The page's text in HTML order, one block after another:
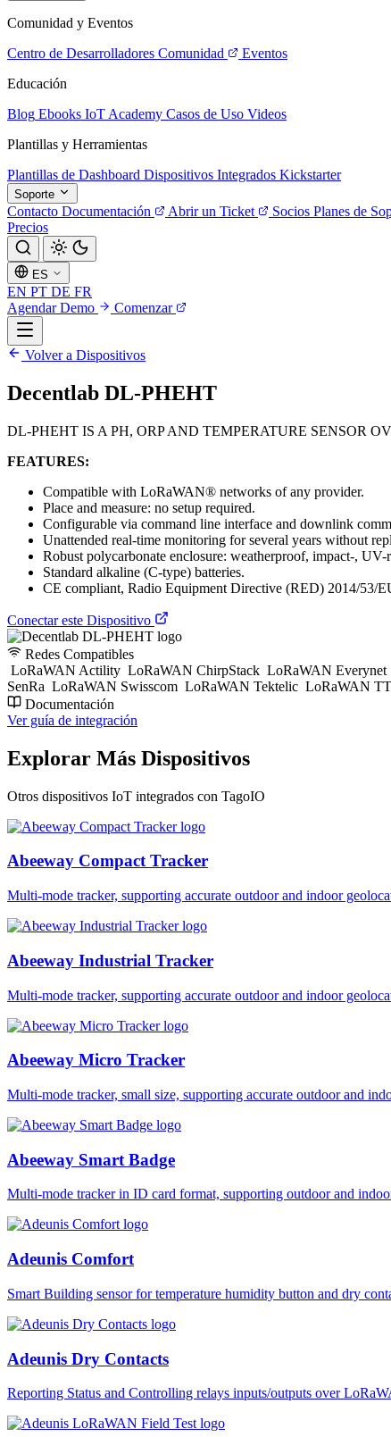
Comunidad y Eventos
Centro de Desarrolladores Comunidad
Eventos
Educación
Blog Ebooks IoT Academy Casos de Uso Videos
Plantillas y Herramientas
Plantillas de Dashboard Dispositivos Integrados Kickstarter
Soporte
Contacto Documentación Abrir un Ticket Socios Planes de
Precios
ES
EN PT DE FR
Agendar Demo
Comenzar
Volver a Dispositivos
Decentlab DL-PHEHT
DL-PHEHT IS A PH, ORP AND TEMPERATURE SENSOR
FEATURES:
Compatible with LoRaWAN® networks of any provider.
Place and measure: no setup required.
Configurable via command line interface and downlink
Unattended real-time monitoring for several years without
Robust polycarbonate enclosure: weatherproof, impact-, UV-
Standard alkaline (C-type) batteries.
CE compliant, Radio Equipment Directive (RED) 2014/53/
Conectar este Dispositivo
Redes Compatibles
LoRaWAN Actility LoRaWAN ChirpStack LoRaWAN Everynet
SenRa LoRaWAN Swisscom LoRaWAN Tektelic LoRaWAN
Documentación
Ver guía de integración
Explorar Más Dispositivos
Otros dispositivos IoT integrados con TagoIO
Abeeway Compact Tracker
Multi-mode tracker, supporting accurate outdoor and indoor
Abeeway Industrial Tracker
Multi-mode tracker, supporting accurate outdoor and indoor
Abeeway Micro Tracker
Multi-mode tracker, small size, supporting accurate outdoor and
Abeeway Smart Badge
Multi-mode tracker in ID card format, supporting outdoor and
Adeunis Comfort
Smart Building sensor for temperature humidity button and dry
Adeunis Dry Contacts
Reporting Status and Controlling relays inputs/outputs over